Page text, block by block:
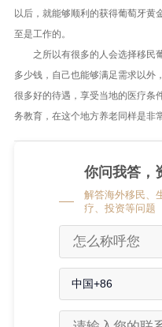
以后，就能够顺利的获得葡萄牙黄
至是工作的。
之所以有很多的人会选择移民
多少钱，自己也能够满足需求以外
很多好的待遇，享受当地的医疗条
务教育，在这个地方养老同样是非
你问我答，
解答海外移民、
疗、投资等问题
中国+86